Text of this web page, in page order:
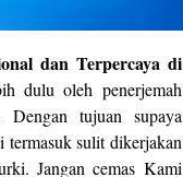
dan Terpercaya di
dulu oleh penerjemah
tujuan supaya
termasuk sulit dikerjakan
Jangan cemas Kami